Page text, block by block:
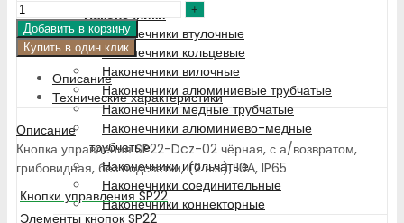
Наконечники
Наконечники втулочные
Наконечники кольцевые
Наконечники вилочные
Наконечники алюминиевые трубчатые
Наконечники медные трубчатые
Наконечники алюминиево-медные
трубчатые
Наконечники игольчатые
Наконечники соединительные
Наконечники коннекторные
Добавить в корзину
Купить в один клик
Описание
Технические характеристики
Описание
Кнопка управления SP22-Dcz-02 чёрная, с а/возвратом,
грибовидная, без подсветки, (2 н.з.), 10А, IP65
Кнопки управления SP22
Элементы кнопок SP22